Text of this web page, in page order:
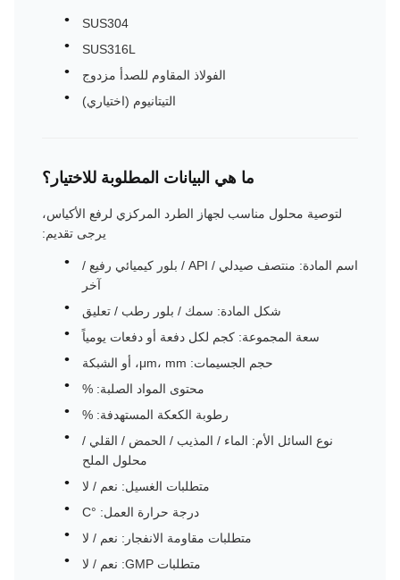
SUS304
SUS316L
الفولاذ المقاوم للصدأ مزدوج
التيتانيوم (اختياري)
ما هي البيانات المطلوبة للاختيار؟
لتوصية محلول مناسب لجهاز الطرد المركزي لرفع الأكياس،
يرجى تقديم:
اسم المادة: منتصف صيدلي / API / بلور كيميائي رفيع /
آخر
شكل المادة: سمك / بلور رطب / تعليق
سعة المجموعة: كجم لكل دفعة أو دفعات يومياً
حجم الجسيمات: μm، mm، أو الشبكة
محتوى المواد الصلبة: %
رطوبة الكعكة المستهدفة: %
نوع السائل الأم: الماء / المذيب / الحمض / القلي /
محلول الملح
متطلبات الغسيل: نعم / لا
درجة حرارة العمل: °C
متطلبات مقاومة الانفجار: نعم / لا
متطلبات GMP: نعم / لا